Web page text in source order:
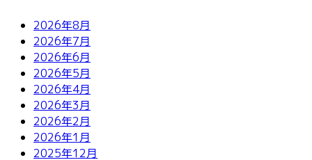
2026年8月
2026年7月
2026年6月
2026年5月
2026年4月
2026年3月
2026年2月
2026年1月
2025年12月